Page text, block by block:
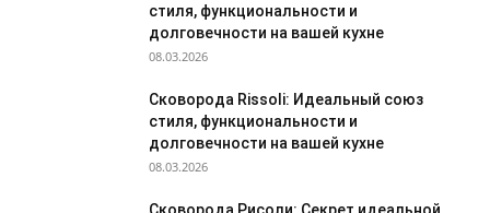
стиля, функциональности и
долговечности на вашей кухне
08.03.2026
Сковорода Rissoli: Идеальный союз
стиля, функциональности и
долговечности на вашей кухне
08.03.2026